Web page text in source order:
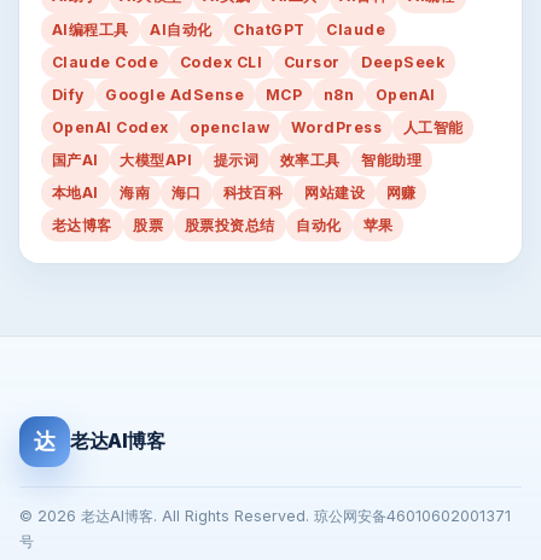
AI编程工具
AI自动化 ChatGPT
Claude
Claude Code
Codex CLI Cursor
DeepSeek
Dify
Google AdSense MCP n8n
OpenAI
OpenAI Codex
openclaw WordPress
人工智能
国产AI
大模型API 提示词 效率工具
智能助理
本地AI
海南 海口 科技百科 网站建设
网赚
老达博客
股票 股票投资总结 自动化 苹果
达 老达AI博客
© 2026 老达AI博客. All Rights Reserved. 琼公网安备46010602001371
号